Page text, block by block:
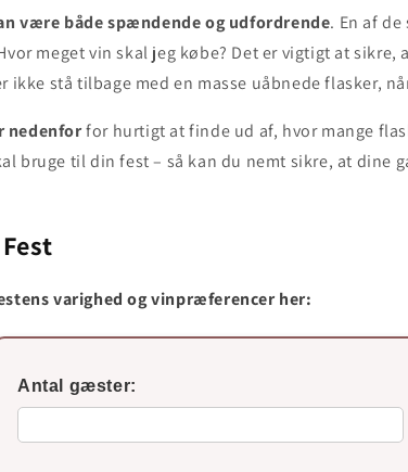
være både spændende og udfordrende. En af
meget vin skal jeg købe? Det er vigtigt at sikre,
ikke stå tilbage med en masse uåbnede flasker,
nedenforfor hurtigt at finde ud af, hvor mange
bruge til din fest – så kan du nemt sikre, at dine
varighed og vinpræferencer her:
Antal gæster: